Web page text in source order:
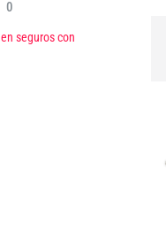
0
seguros con